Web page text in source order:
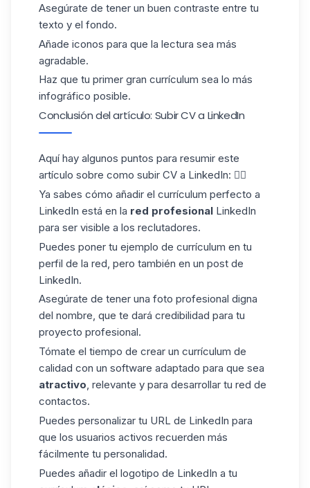
Asegúrate de tener un buen contraste entre tu
texto y el fondo.
Añade iconos para que la lectura sea más
agradable.
Haz que tu primer gran currículum sea lo más
infográfico posible.
Conclusión del artículo: Subir CV a LinkedIn
Aquí hay algunos puntos para resumir este
artículo sobre como subir CV a LinkedIn: 👇🏼
Ya sabes cómo añadir el currículum perfecto a
LinkedIn está en la red profesional LinkedIn
para ser visible a los reclutadores.
Puedes poner tu ejemplo de currículum en tu
perfil de la red, pero también en un post de
LinkedIn.
Asegúrate de tener una foto profesional digna
del nombre, que te dará credibilidad para tu
proyecto profesional.
Tómate el tiempo de crear un currículum de
calidad con un software adaptado para que sea
atractivo, relevante y para desarrollar tu red de
contactos.
Puedes personalizar tu URL de LinkedIn para
que los usuarios activos recuerden más
fácilmente tu personalidad.
Puedes añadir el logotipo de LinkedIn a tu